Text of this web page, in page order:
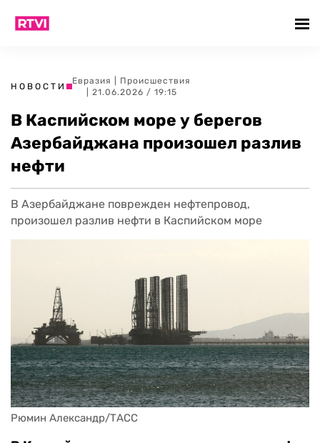
НОВОСТИ
Евразия
Происшествия
| 21.06.2026 / 19:15
В Каспийском море у берегов
Азербайджана произошел разлив
нефти
В Азербайджане поврежден нефтепровод,
произошел разлив нефти в Каспийском море
Рюмин Александр/ТАСС